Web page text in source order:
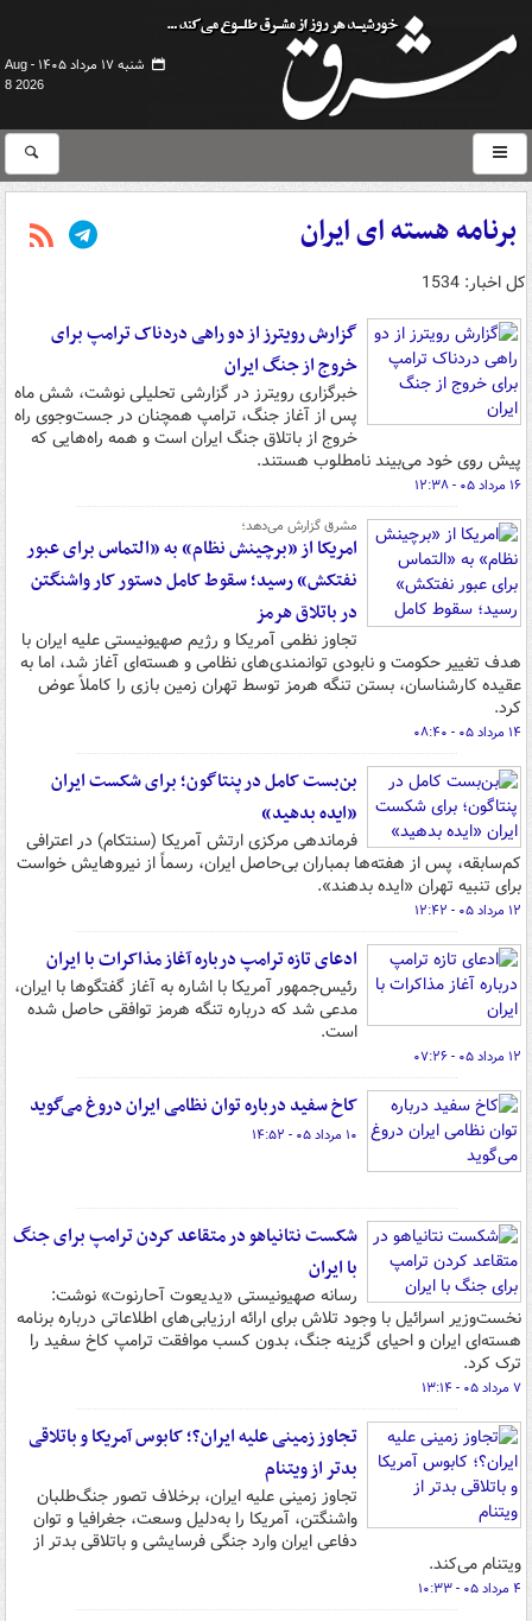
شنبه ۱۷ مرداد ۱۴۰۵ -
Aug
8 2026
برنامه هسته ای ایران
کل اخبار: 1534
گزارش رویترز از دو راهی دردناک ترامپ برای
خروج از جنگ ایران
خبرگزاری رویترز در گزارشی تحلیلی نوشت، شش ماه
پس از آغاز جنگ، ترامپ همچنان در جست‌وجوی راه
خروج از باتلاق جنگ ایران است و همه راه‌هایی که
پیش روی خود می‌بیند نامطلوب هستند.
۱۶ مرداد ۰۵ - ۱۲:۳۸
مشرق گزارش می‌دهد؛
امریکا از «برچینش نظام» به «التماس برای عبور
نفتکش» رسید؛ سقوط کامل دستور کار واشنگتن
در باتلاق هرمز
تجاوز نظمی آمریکا و رژیم صهیونیستی علیه ایران با
هدف تغییر حکومت و نابودی توانمندی‌های نظامی و هسته‌ای آغاز شد، اما به
عقیده کارشناسان، بستن تنگه هرمز توسط تهران زمین بازی را کاملاً عوض
کرد.
۱۴ مرداد ۰۵ - ۰۸:۴۰
بن‌بست کامل در پنتاگون؛ برای شکست ایران
«ایده بدهید»
فرماندهی مرکزی ارتش آمریکا (سنتکام) در اعترافی
کم‌سابقه، پس از هفته‌ها بمباران بی‌حاصل ایران، رسماً از نیروهایش خواست
برای تنبیه تهران «ایده بدهند».
۱۲ مرداد ۰۵ - ۱۲:۴۲
ادعای تازه ترامپ درباره آغاز مذاکرات با ایران
رئیس‌جمهور آمریکا با اشاره به آغاز گفتگوها با ایران،
مدعی شد که درباره تنگه هرمز توافقی حاصل شده
است.
۱۲ مرداد ۰۵ - ۰۷:۲۶
کاخ سفید درباره توان نظامی ایران دروغ می‌گوید
۱۰ مرداد ۰۵ - ۱۴:۵۲
شکست نتانیاهو در متقاعد کردن ترامپ برای جنگ
با ایران
رسانه صهیونیستی «یدیعوت آحارنوت» نوشت:
نخست‌وزیر اسرائیل با وجود تلاش برای ارائه ارزیابی‌های اطلاعاتی درباره برنامه
هسته‌ای ایران و احیای گزینه جنگ، بدون کسب موافقت ترامپ کاخ سفید را
ترک کرد.
۷ مرداد ۰۵ - ۱۳:۱۴
تجاوز زمینی علیه ایران؟؛ کابوس آمریکا و باتلاقی
بدتر از ویتنام
تجاوز زمینی علیه ایران، برخلاف تصور جنگ‌طلبان
واشنگتن، آمریکا را به‌دلیل وسعت، جغرافیا و توان
دفاعی ایران وارد جنگی فرسایشی و باتلاقی بدتر از
ویتنام می‌کند.
۴ مرداد ۰۵ - ۱۰:۳۳